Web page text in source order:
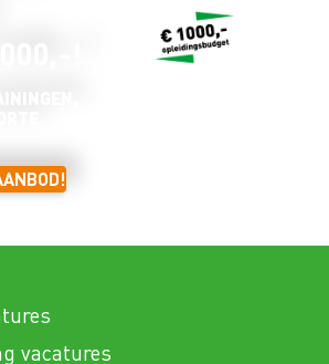
vacatures